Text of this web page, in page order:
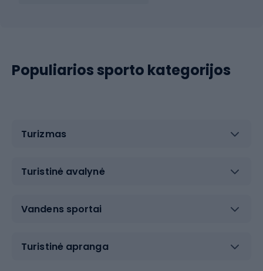
Populiarios sporto kategorijos
Turizmas
Turistinė avalynė
Vandens sportai
Turistinė apranga